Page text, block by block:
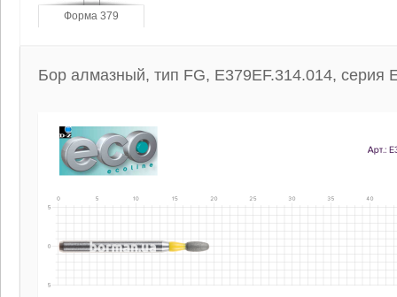
Форма 379
Бор алмазный, тип FG, E379EF.314.014, серия